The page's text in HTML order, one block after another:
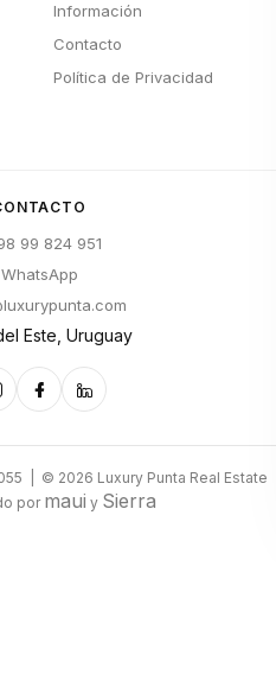
Información
Contacto
Política de Privacidad
99 824 951
WhatsApp
Este, Uruguay
| © 2026 Luxury Punta Real Estate
pormaui y Sierra